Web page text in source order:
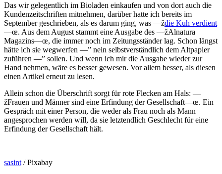
Das wir gelegentlich im Bioladen einkaufen und von dort auch die
Kundenzeitschriften mitnehmen, darüber hatte ich bereits im
September geschrieben, als es darum ging, was —ždie Kuh verdient
—œ. Aus dem August stammt eine Ausgabe des —žAlnatura
Magazins—œ, die immer noch im Zeitungsständer lag. Schon längst
hätte ich sie wegwerfen —” nein selbstverständlich dem Altpapier
zuführen —” sollen. Und wenn ich mir die Ausgabe wieder zur
Hand nehmen, wäre es besser gewesen. Vor allem besser, als diesen
einen Artikel erneut zu lesen.
Allein schon die Überschrift sorgt für rote Flecken am Hals: —
žFrauen und Männer sind eine Erfindung der Gesellschaft—œ. Ein
Gespräch mit einer Person, die weder als Frau noch als Mann
angesprochen werden will, da sie letztendlich Geschlecht für eine
Erfindung der Gesellschaft hält.
sasint / Pixabay